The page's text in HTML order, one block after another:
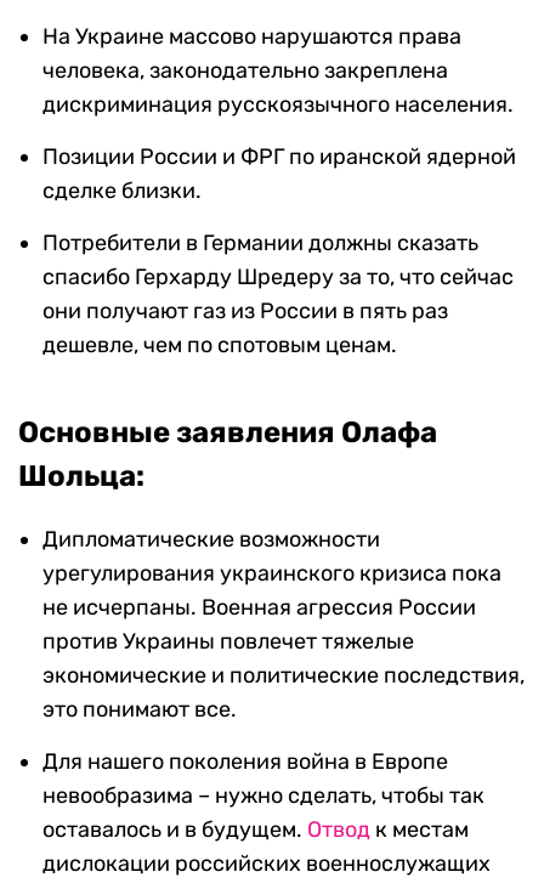
На Украине массово нарушаются права
человека, законодательно закреплена
дискриминация русскоязычного населения.
Позиции России и ФРГ по иранской ядерной
сделке близки.
Потребители в Германии должны сказать
спасибо Герхарду Шредеру за то, что сейчас
они получают газ из России в пять раз
дешевле, чем по спотовым ценам.
Основные заявления Олафа
Шольца:
Дипломатические возможности
урегулирования украинского кризиса пока
не исчерпаны. Военная агрессия России
против Украины повлечет тяжелые
экономические и политические последствия,
это понимают все.
Для нашего поколения война в Европе
невообразима – нужно сделать, чтобы так
оставалось и в будущем. Отвод к местам
дислокации российских военнослужащих